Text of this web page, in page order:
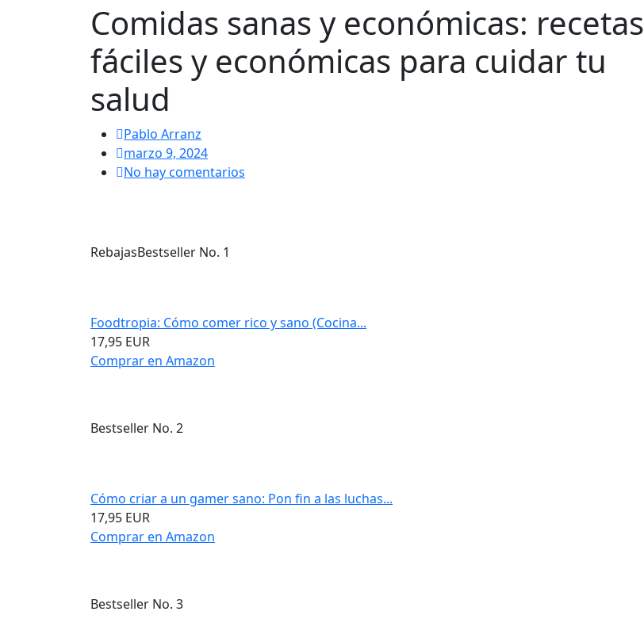
Comidas sanas y económicas: recetas
fáciles y económicas para cuidar tu
salud
Pablo Arranz
marzo 9, 2024
No hay comentarios
RebajasBestseller No. 1
Foodtropia: Cómo comer rico y sano (Cocina...
17,95 EUR
Comprar en Amazon
Bestseller No. 2
Cómo criar a un gamer sano: Pon fin a las luchas...
17,95 EUR
Comprar en Amazon
Bestseller No. 3